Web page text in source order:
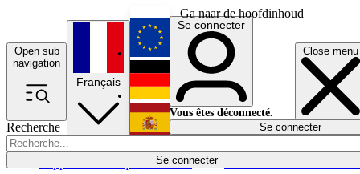
Ga naar de hoofdinhoud
Open sub
navigation
Close menu
Recherche
Se connecter
Économie
Français
English
Deutsch
Español
Se connecter
Vous êtes déconnecté.
Se connecter